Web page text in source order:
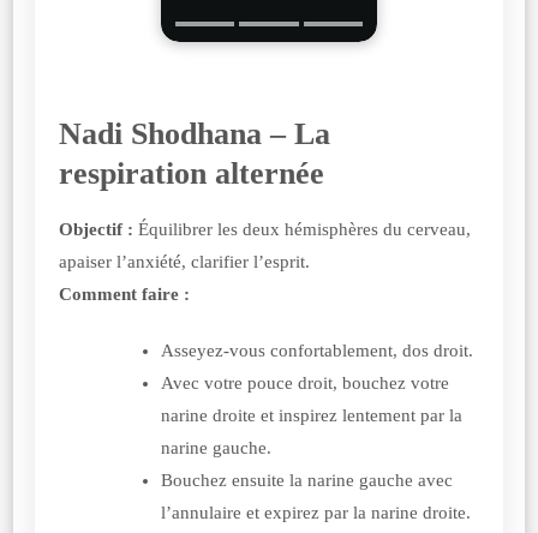
Nadi Shodhana – La
respiration alternée
Objectif : Équilibrer les deux hémisphères du cerveau,
apaiser l’anxiété, clarifier l’esprit.
Comment faire :
Asseyez-vous confortablement, dos droit.
Avec votre pouce droit, bouchez votre
narine droite et inspirez lentement par la
narine gauche.
Bouchez ensuite la narine gauche avec
l’annulaire et expirez par la narine droite.